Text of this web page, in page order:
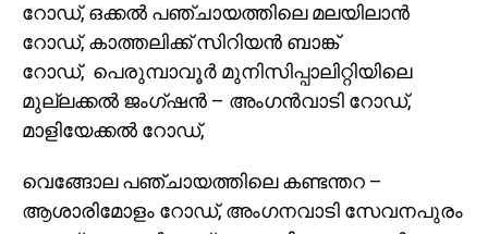
റോഡ്, ഒക്കൽ പഞ്ചായത്തിലെ മലയിലാൻ
റോഡ്, കാത്തലിക്ക് സിറിയൻ ബാങ്ക്
റോഡ്, പെരുമ്പാവൂർ മുനിസിപ്പാലിറ്റിയിലെ
മുല്ലക്കൽ ജംഗ്ഷൻ – അംഗൻവാടി റോഡ്,
മാളിയേക്കൽ റോഡ്,
വെങ്ങോല പഞ്ചായത്തിലെ കണ്ടന്തറ –
ആശാരിമോളം റോഡ്, അംഗനവാടി സേവനപുരം